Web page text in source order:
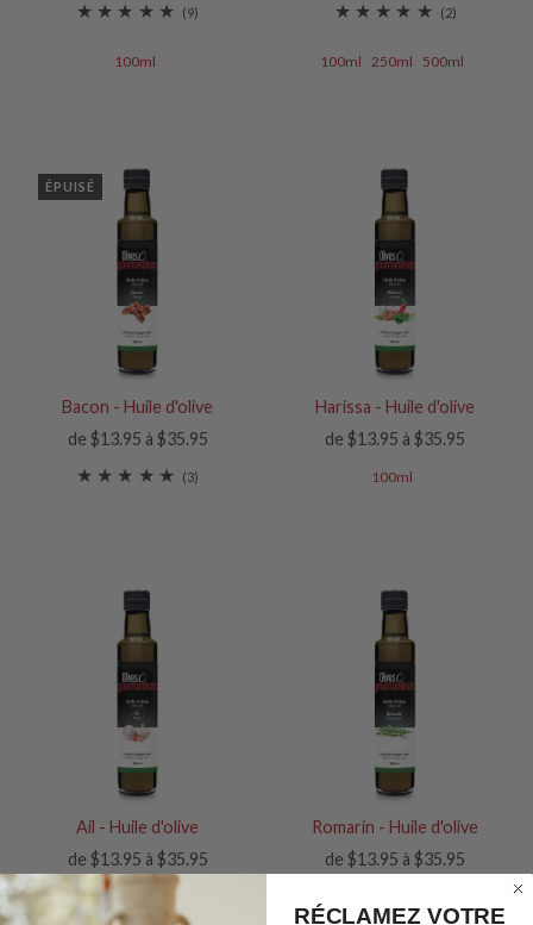
(9)
100ml
(2)
100ml 250ml 500ml
ÉPUISÉ
Bacon - Huile d'olive
de $13.95 à $35.95
(3)
Harissa - Huile d'olive
de $13.95 à $35.95
100ml
Ail - Huile d'olive
de $13.95 à $35.95
Romarin - Huile d'olive
de $13.95 à $35.95
RÉCLAMEZ VOTRE